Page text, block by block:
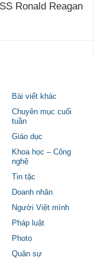
Ronald Reagan
Bài viết khác
Chuyên mục cuối
tuần
Giáo dục
Khoa học – Công
nghệ
Tin tặc
Doanh nhân
Người Việt mình
Pháp luật
Photo
Quân sự